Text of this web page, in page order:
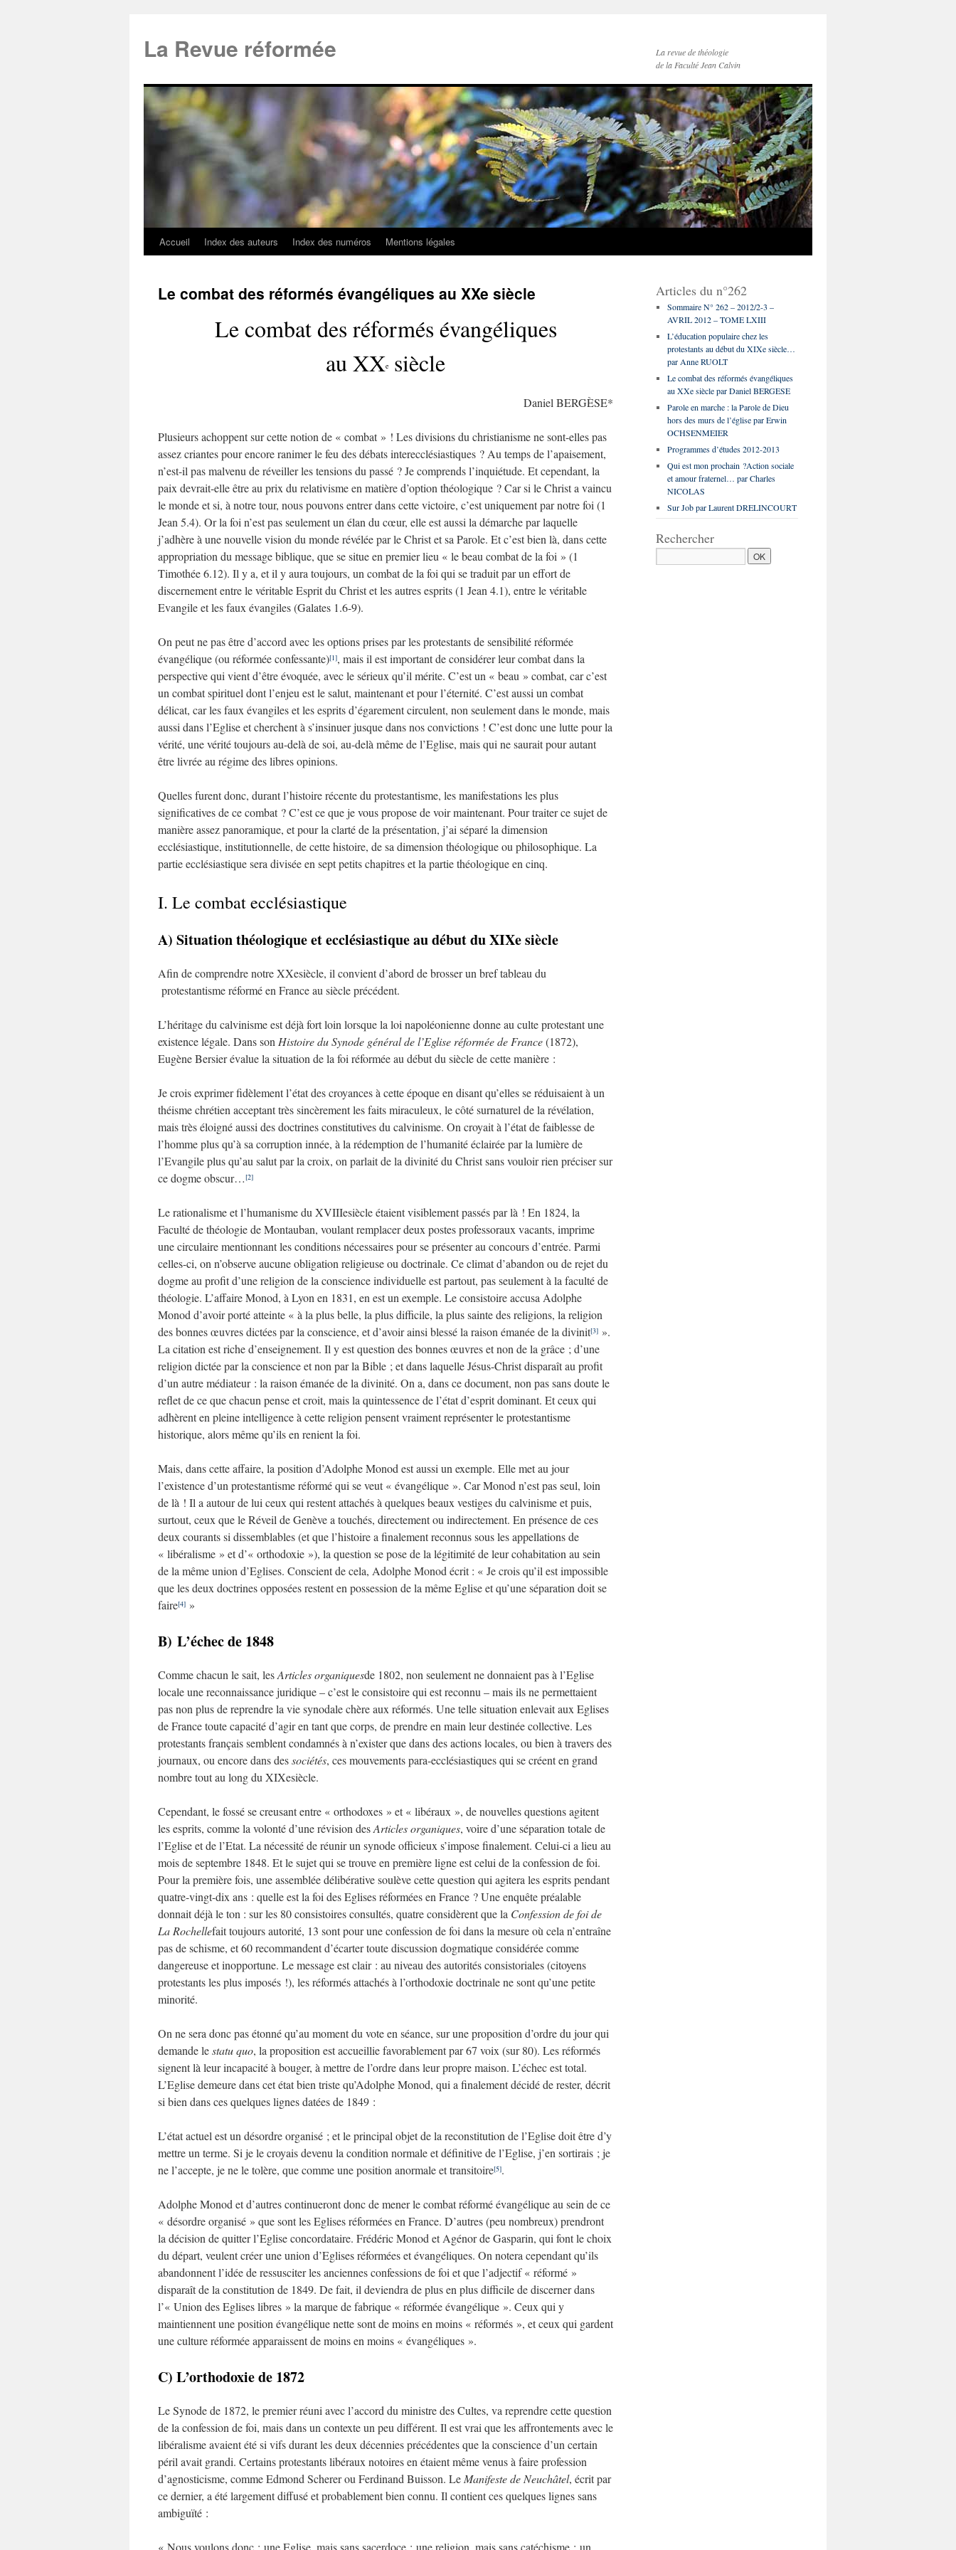
La Revue réformée
La revue de théologie
de la Faculté Jean Calvin
Accueil Index des auteurs Index des numéros Mentions légales
Le combat des réformés évangéliques au XXe siècle
Le combat des réformés évangéliques
au XXe siècle
Daniel BERGÈSE*
Plusieurs achoppent sur cette notion de « combat » ! Les divisions du christianisme ne sont-elles pas
assez criantes pour encore ranimer le feu des débats interecclésiastiques ? Au temps de l’apaisement,
n’est-il pas malvenu de réveiller les tensions du passé ? Je comprends l’inquiétude. Et cependant, la
paix devrait-elle être au prix du relativisme en matière d’option théologique ? Car si le Christ a vaincu
le monde et si, à notre tour, nous pouvons entrer dans cette victoire, c’est uniquement par notre foi (1
Jean 5.4). Or la foi n’est pas seulement un élan du cœur, elle est aussi la démarche par laquelle
j’adhère à une nouvelle vision du monde révélée par le Christ et sa Parole. Et c’est bien là, dans cette
appropriation du message biblique, que se situe en premier lieu « le beau combat de la foi » (1
Timothée 6.12). Il y a, et il y aura toujours, un combat de la foi qui se traduit par un effort de
discernement entre le véritable Esprit du Christ et les autres esprits (1 Jean 4.1), entre le véritable
Evangile et les faux évangiles (Galates 1.6-9).
On peut ne pas être d’accord avec les options prises par les protestants de sensibilité réformée
évangélique (ou réformée confessante)[1], mais il est important de considérer leur combat dans la
perspective qui vient d’être évoquée, avec le sérieux qu’il mérite. C’est un « beau » combat, car c’est
un combat spirituel dont l’enjeu est le salut, maintenant et pour l’éternité. C’est aussi un combat
délicat, car les faux évangiles et les esprits d’égarement circulent, non seulement dans le monde, mais
aussi dans l’Eglise et cherchent à s’insinuer jusque dans nos convictions ! C’est donc une lutte pour la
vérité, une vérité toujours au-delà de soi, au-delà même de l’Eglise, mais qui ne saurait pour autant
être livrée au régime des libres opinions.
Quelles furent donc, durant l’histoire récente du protestantisme, les manifestations les plus
significatives de ce combat ? C’est ce que je vous propose de voir maintenant. Pour traiter ce sujet de
manière assez panoramique, et pour la clarté de la présentation, j’ai séparé la dimension
ecclésiastique, institutionnelle, de cette histoire, de sa dimension théologique ou philosophique. La
partie ecclésiastique sera divisée en sept petits chapitres et la partie théologique en cinq.
I. Le combat ecclésiastique
A) Situation théologique et ecclésiastique au début du XIXe siècle
Afin de comprendre notre XXesiècle, il convient d’abord de brosser un bref tableau du
protestantisme réformé en France au siècle précédent.
L’héritage du calvinisme est déjà fort loin lorsque la loi napoléonienne donne au culte protestant une
existence légale. Dans son Histoire du Synode général de l’Eglise réformée de France(1872),
Eugène Bersier évalue la situation de la foi réformée au début du siècle de cette manière :
Je crois exprimer fidèlement l’état des croyances à cette époque en disant qu’elles se réduisaient à un
théisme chrétien acceptant très sincèrement les faits miraculeux, le côté surnaturel de la révélation,
mais très éloigné aussi des doctrines constitutives du calvinisme. On croyait à l’état de faiblesse de
l’homme plus qu’à sa corruption innée, à la rédemption de l’humanité éclairée par la lumière de
l’Evangile plus qu’au salut par la croix, on parlait de la divinité du Christ sans vouloir rien préciser sur
ce dogme obscur…[2]
Le rationalisme et l’humanisme du XVIIIesiècle étaient visiblement passés par là ! En 1824, la
Faculté de théologie de Montauban, voulant remplacer deux postes professoraux vacants, imprime
une circulaire mentionnant les conditions nécessaires pour se présenter au concours d’entrée. Parmi
celles-ci, on n’observe aucune obligation religieuse ou doctrinale. Ce climat d’abandon ou de rejet du
dogme au profit d’une religion de la conscience individuelle est partout, pas seulement à la faculté de
théologie. L’affaire Monod, à Lyon en 1831, en est un exemple. Le consistoire accusa Adolphe
Monod d’avoir porté atteinte « à la plus belle, la plus difficile, la plus sainte des religions, la religion
des bonnes œuvres dictées par la conscience, et d’avoir ainsi blessé la raison émanée de la divinit[3] ».
La citation est riche d’enseignement. Il y est question des bonnes œuvres et non de la grâce ; d’une
religion dictée par la conscience et non par la Bible ; et dans laquelle Jésus-Christ disparaît au profit
d’un autre médiateur : la raison émanée de la divinité. On a, dans ce document, non pas sans doute le
reflet de ce que chacun pense et croit, mais la quintessence de l’état d’esprit dominant. Et ceux qui
adhèrent en pleine intelligence à cette religion pensent vraiment représenter le protestantisme
historique, alors même qu’ils en renient la foi.
Mais, dans cette affaire, la position d’Adolphe Monod est aussi un exemple. Elle met au jour
l’existence d’un protestantisme réformé qui se veut « évangélique ». Car Monod n’est pas seul, loin
de là ! Il a autour de lui ceux qui restent attachés à quelques beaux vestiges du calvinisme et puis,
surtout, ceux que le Réveil de Genève a touchés, directement ou indirectement. En présence de ces
deux courants si dissemblables (et que l’histoire a finalement reconnus sous les appellations de
« libéralisme » et d’« orthodoxie »), la question se pose de la légitimité de leur cohabitation au sein
de la même union d’Eglises. Conscient de cela, Adolphe Monod écrit : « Je crois qu’il est impossible
que les deux doctrines opposées restent en possession de la même Eglise et qu’une séparation doit se
faire[4] »
B) L’échec de 1848
Comme chacun le sait, lesArticles organiquesde 1802, non seulement ne donnaient pas à l’Eglise
locale une reconnaissance juridique – c’est le consistoire qui est reconnu – mais ils ne permettaient
pas non plus de reprendre la vie synodale chère aux réformés. Une telle situation enlevait aux Eglises
de France toute capacité d’agir en tant que corps, de prendre en main leur destinée collective. Les
protestants français semblent condamnés à n’exister que dans des actions locales, ou bien à travers des
journaux, ou encore dans dessociétés, ces mouvements para-ecclésiastiques qui se créent en grand
nombre tout au long du XIXesiècle.
Cependant, le fossé se creusant entre « orthodoxes » et « libéraux », de nouvelles questions agitent
les esprits, comme la volonté d’une révision desArticles organiques, voire d’une séparation totale de
l’Eglise et de l’Etat. La nécessité de réunir un synode officieux s’impose finalement. Celui-ci a lieu au
mois de septembre 1848. Et le sujet qui se trouve en première ligne est celui de la confession de foi.
Pour la première fois, une assemblée délibérative soulève cette question qui agitera les esprits pendant
quatre-vingt-dix ans : quelle est la foi des Eglises réformées en France ? Une enquête préalable
donnait déjà le ton : sur les 80 consistoires consultés, quatre considèrent que la Confession de foi de
La Rochellefait toujours autorité, 13 sont pour une confession de foi dans la mesure où cela n’entraîne
pas de schisme, et 60 recommandent d’écarter toute discussion dogmatique considérée comme
dangereuse et inopportune. Le message est clair : au niveau des autorités consistoriales (citoyens
protestants les plus imposés !), les réformés attachés à l’orthodoxie doctrinale ne sont qu’une petite
minorité.
On ne sera donc pas étonné qu’au moment du vote en séance, sur une proposition d’ordre du jour qui
demande lestatu quo, la proposition est accueillie favorablement par 67 voix (sur 80). Les réformés
signent là leur incapacité à bouger, à mettre de l’ordre dans leur propre maison. L’échec est total.
L’Eglise demeure dans cet état bien triste qu’Adolphe Monod, qui a finalement décidé de rester, décrit
si bien dans ces quelques lignes datées de 1849 :
L’état actuel est un désordre organisé ; et le principal objet de la reconstitution de l’Eglise doit être d’y
mettre un terme. Si je le croyais devenu la condition normale et définitive de l’Eglise, j’en sortirais ; je
ne l’accepte, je ne le tolère, que comme une position anormale et transitoire[5].
Adolphe Monod et d’autres continueront donc de mener le combat réformé évangélique au sein de ce
« désordre organisé » que sont les Eglises réformées en France. D’autres (peu nombreux) prendront
la décision de quitter l’Eglise concordataire. Frédéric Monod et Agénor de Gasparin, qui font le choix
du départ, veulent créer une union d’Eglises réformées et évangéliques. On notera cependant qu’ils
abandonnent l’idée de ressusciter les anciennes confessions de foi et que l’adjectif « réformé »
disparaît de la constitution de 1849. De fait, il deviendra de plus en plus difficile de discerner dans
l’« Union des Eglises libres » la marque de fabrique « réformée évangélique ». Ceux qui y
maintiennent une position évangélique nette sont de moins en moins « réformés », et ceux qui gardent
une culture réformée apparaissent de moins en moins « évangéliques ».
C) L’orthodoxie de 1872
Le Synode de 1872, le premier réuni avec l’accord du ministre des Cultes, va reprendre cette question
de la confession de foi, mais dans un contexte un peu différent. Il est vrai que les affrontements avec le
libéralisme avaient été si vifs durant les deux décennies précédentes que la conscience d’un certain
péril avait grandi. Certains protestants libéraux notoires en étaient même venus à faire profession
d’agnosticisme, comme Edmond Scherer ou Ferdinand Buisson. Le Manifeste de Neuchâtel, écrit par
ce dernier, a été largement diffusé et probablement bien connu. Il contient ces quelques lignes sans
ambiguïté :
« Nous voulons donc : une Eglise, mais sans sacerdoce ; une religion, mais sans catéchisme ; un
Articles du n°262
Sommaire N° 262 – 2012/2-3 –
AVRIL 2012 – TOME LXIII
L’éducation populaire chez les
protestants au début du XIXe siècle…
par Anne RUOLT
Le combat des réformés évangéliques
au XXe siècle par Daniel BERGESE
Parole en marche : la Parole de Dieu
hors des murs de l’église par Erwin
OCHSENMEIER
Programmes d’études 2012-2013
Qui est mon prochain ?Action sociale
et amour fraternel… par Charles
NICOLAS
Sur Job par Laurent DRELINCOURT
Rechercher